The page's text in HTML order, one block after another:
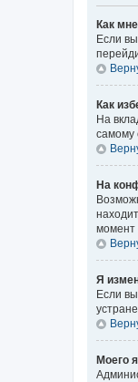
Как
Если
Как
На
самому
На
момент
Я
Если
Моего